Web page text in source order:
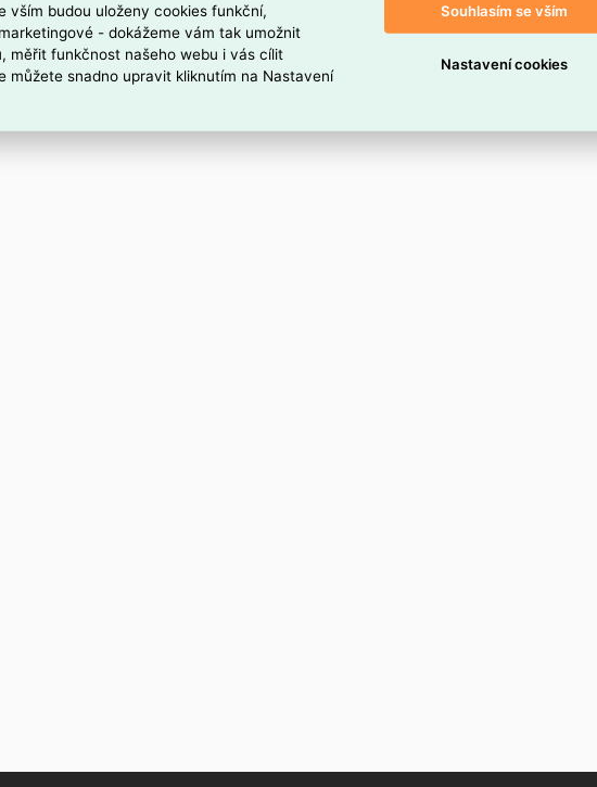
vším budou uloženy cookies funkční,
- dokážeme vám tak umožnit
měřit funkčnost našeho webu i vás cílit
můžete snadno upravit kliknutím na Nastavení
Souhlasím se vším
Nastavení cookies